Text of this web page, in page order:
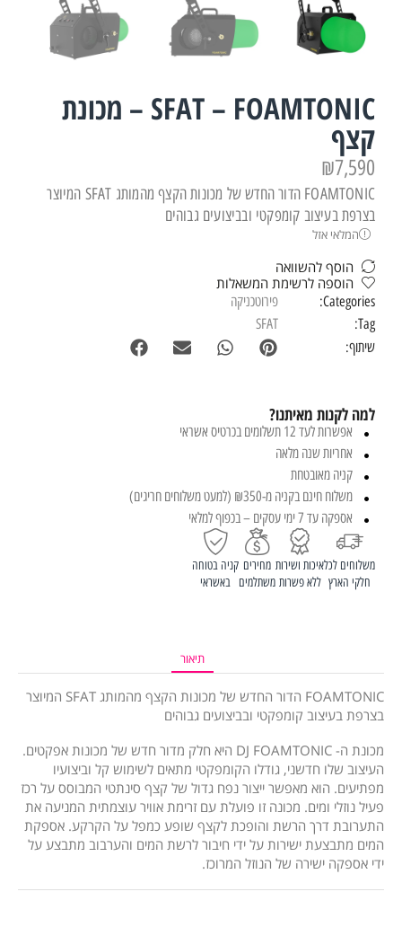
SFAT – FOAMTONIC – מכונת
קצף
₪7,590
FOAMTONIC הדור החדש של מכונות הקצף מהמותג SFAT המיוצר
בצרפת בעיצוב קומפקטי ובביצועים גבוהים
המלאי אזל
הוסף להשוואה
הוספה לרשימת המשאלות
Categories:
פירוטכניקה
Tag:
SFAT
שיתוף:
למה לקנות מאיתנו?
אפשרות לעד 12 תשלומים בכרטיס אשראי
אחריות שנה מלאה
קניה מאובטחת
משלוח חינם בקניה מ-₪350 (למעט משלוחים חריגים)
אספקה עד 7 ימי עסקים – בכפוף למלאי
משלוחים לכל
חלקי הארץ
איכות ושירות
ללא פשרות
מחירים
משתלמים
קניה בטוחה
באשראי
תיאור
FOAMTONIC הדור החדש של מכונות הקצף מהמותג SFAT המיוצר
בצרפת בעיצוב קומפקטי ובביצועים גבוהים
מכונת ה- DJ FOAMTONIC היא חלק מדור חדש של מכונות אפקטים.
העיצוב שלו חדשני, גודלו הקומפקטי מתאים לשימוש קל וביצועיו
מפתיעים. הוא מאפשר ייצור נפח גדול של קצף סינתטי המבוסס על רכז
פעיל נוזלי ומים. מכונה זו פועלת עם זרימת אוויר עוצמתית המניעה את
התערובת דרך הרשת והופכת לקצף שופע כמפל על הקרקע. אספקת
המים מתבצעת ישירות על ידי חיבור לרשת המים והערבוב מתבצע על
ידי אספקה ישירה של הנוזל המרוכז.